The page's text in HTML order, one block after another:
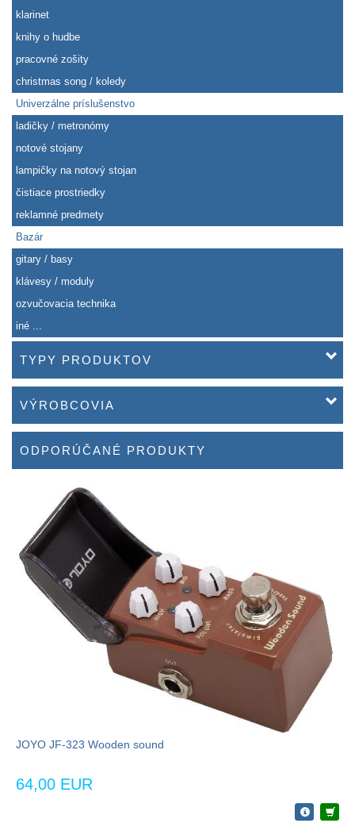
klarinet
knihy o hudbe
pracovné zošity
christmas song / koledy
Univerzálne príslušenstvo
ladičky / metronómy
notové stojany
lampičky na notový stojan
čistiace prostriedky
reklamné predmety
Bazár
gitary / basy
klávesy / moduly
ozvučovacia technika
iné ...
TYPY PRODUKTOV
VÝROBCOVIA
ODPORÚČANÉ PRODUKTY
JOYO JF-323 Wooden sound
64,00 EUR